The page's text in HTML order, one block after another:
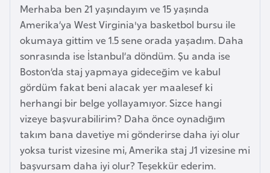
Merhaba ben 21 yaşındayım ve 15 yaşında
Amerika’ya West Virginia'ya basketbol bursu ile
okumaya gittim ve 1.5 sene orada yaşadım. Daha
sonrasında ise İstanbul’a döndüm. Şu anda ise
Boston’da staj yapmaya gideceğim ve kabul
gördüm fakat beni alacak yer maalesef ki
herhangi bir belge yollayamıyor. Sizce hangi
vizeye başvurabilirim? Daha önce oynadığım
takım bana davetiye mi gönderirse daha iyi olur
yoksa turist vizesine mi, Amerika staj J1 vizesine mi
başvursam daha iyi olur? Teşekkür ederim.
K
u
v
e
y
t
L
e